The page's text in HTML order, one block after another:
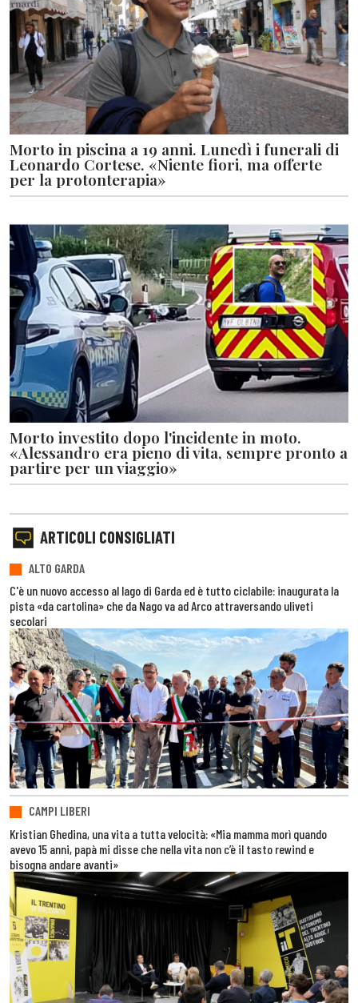
Morto in piscina a 19 anni. Lunedì i funerali di
Leonardo Cortese. «Niente fiori, ma offerte
per la protonterapia»
Morto investito dopo l'incidente in moto.
«Alessandro era pieno di vita, sempre pronto a
partire per un viaggio»
ARTICOLI CONSIGLIATI
ALTO GARDA
C'è un nuovo accesso al lago di Garda ed è tutto ciclabile: inaugurata la
pista «da cartolina» che da Nago va ad Arco attraversando uliveti
secolari
CAMPI LIBERI
Kristian Ghedina, una vita a tutta velocità: «Mia mamma morì quando
avevo 15 anni, papà mi disse che nella vita non c’è il tasto rewind e
bisogna andare avanti»